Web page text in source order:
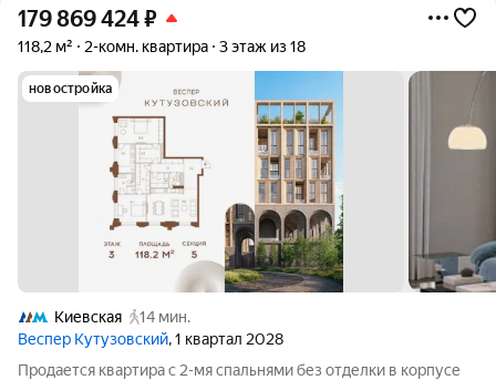
179 869 424₽
118,2 м² 2-комн. квартира 3 этаж из 18
новостройка
Киевская
14 мин.
Веспер Кутузовский, 1 квартал 2028
Продается квартира с 2-мя спальнями без отделки в корпусе